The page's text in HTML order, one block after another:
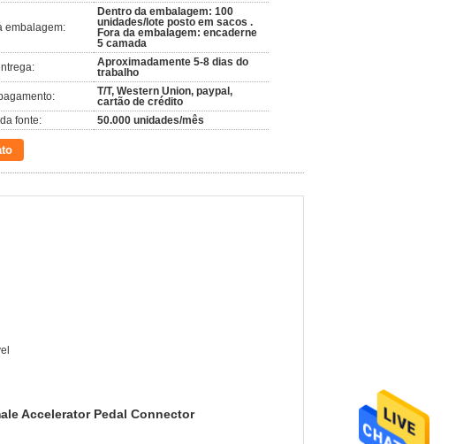
embalagem:
Dentro da embalagem: 100
unidades/lote posto em sacos .
Fora da embalagem: encaderne
5 camada
Aproximadamente 5-8 dias do
trabalho
T/T, Western Union, paypal,
cartão de crédito
fonte:
50.000 unidades/mês
Accelerator Pedal Connector